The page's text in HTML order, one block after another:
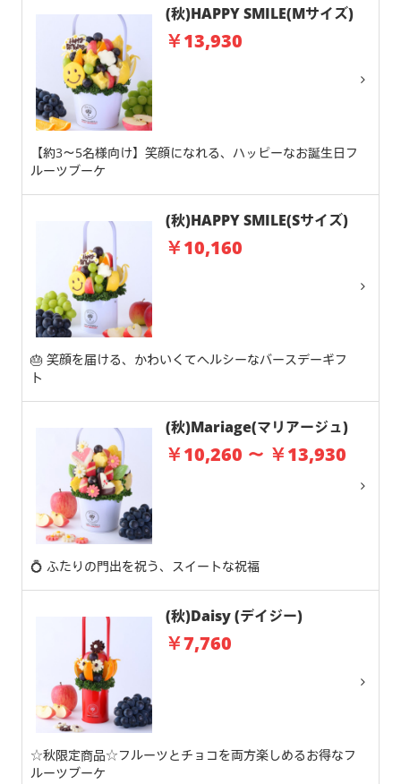
(秋)HAPPY SMILE(Mサイズ)
￥13,930
【約3～5名様向け】笑顔になれる、ハッピーなお誕生日フ
ルーツブーケ
(秋)HAPPY SMILE(Sサイズ)
￥10,160
🎂 笑顔を届ける、かわいくてヘルシーなバースデーギフ
ト
(秋)Mariage(マリアージュ)
￥10,260 ～ ￥13,930
💍 ふたりの門出を祝う、スイートな祝福
(秋)Daisy (デイジー)
￥7,760
☆秋限定商品☆フルーツとチョコを両方楽しめるお得なフ
ルーツブーケ